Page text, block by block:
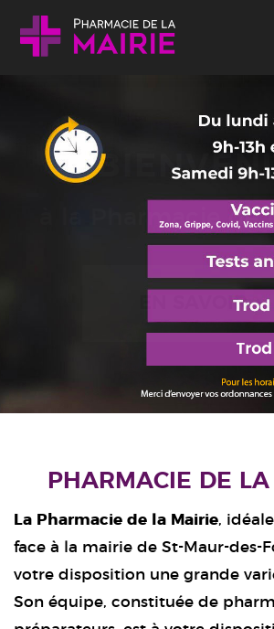
Skip to content
à la Pharmacie de
EN SAVOIR +
PHARMACIE DE
La Pharmacie de la Mairie,
face à la mairie de St-Maur-des-
votre disposition une grande
Son équipe, constituée de